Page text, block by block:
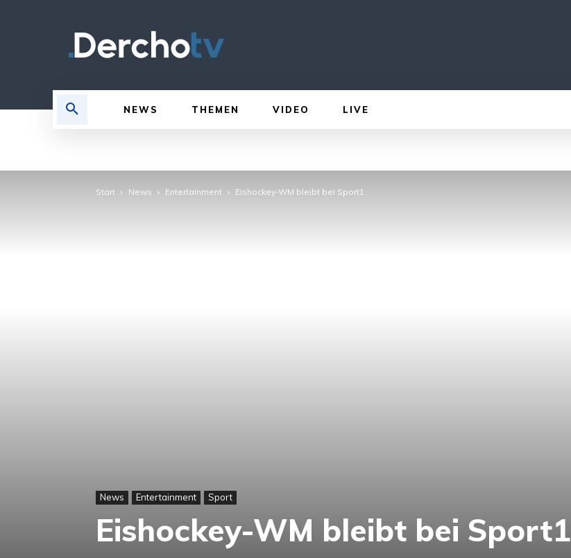
NEWS THEMEN VIDEO LIVE
Start News Entertainment Eishockey-WM bleibt bei Sport1
News Entertainment Sport
Eishockey-WM bleibt bei Sport1